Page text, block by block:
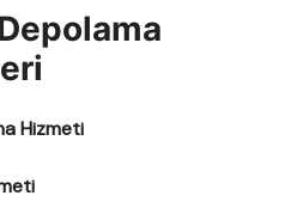
Hizmeti